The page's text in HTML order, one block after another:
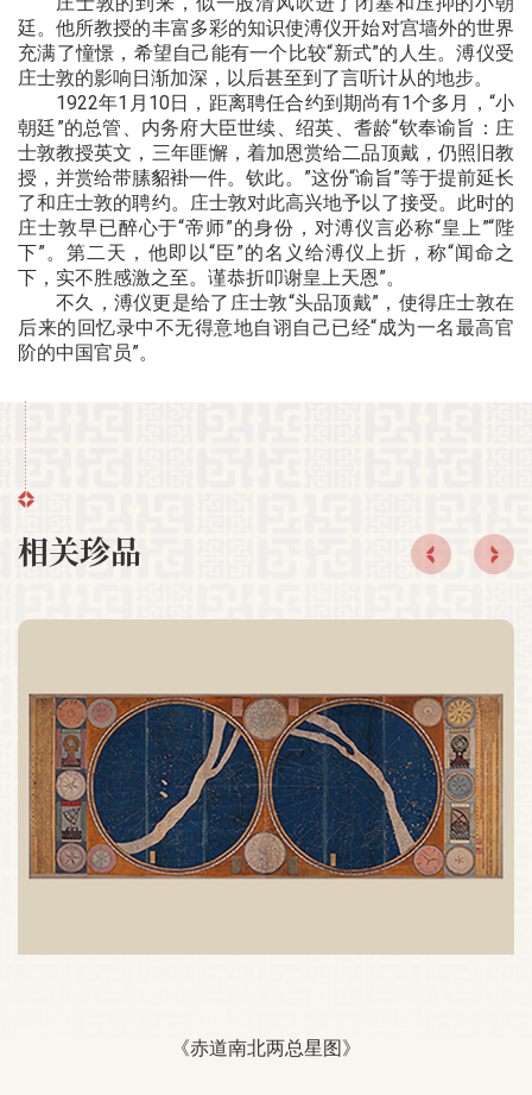
廷。他所教授的丰富多彩的知识使溥仪开始对宫墙外的世界
充满了憧憬，希望自己能有一个比较“新式”的人生。溥仪受
庄士敦的影响日渐加深，以后甚至到了言听计从的地步。
1922年1月10日，距离聘任合约到期尚有1个多月，“小
朝廷”的总管、内务府大臣世续、绍英、耆龄“钦奉谕旨：庄
士敦教授英文， 三年匪懈，着加恩赏给二品顶戴，仍照旧教
授，并赏给带膆貂褂一件。钦此。”这份“谕旨”等于提前延长
了和庄士敦的聘约。庄士敦对此高兴地予以了接受。此时的
庄士敦早已醉心于“帝师”的身份，对溥仪言必称“皇上”“陛
下”。第二天，他即以“臣”的名义给溥仪上折，称“闻命之
下，实不胜感激之至。谨恭折叩谢皇上天恩”。
不久，溥仪更是给了庄士敦“头品顶戴”，使得庄士敦在
后来的回忆录中不无得意地自诩自己已经“成为一名最高官
阶的中国官员”。
相关珍品
《赤道南北两总星图》